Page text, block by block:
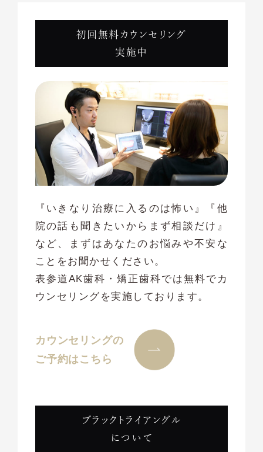
初回無料カウンセリング
実施中
『いきなり治療に入るのは怖い』『他
院の話も聞きたいからまず相談だけ』
など、まずはあなたのお悩みや不安な
ことをお聞かせください。
表参道AK歯科・矯正歯科では無料でカ
ウンセリングを実施しております。
カウンセリングの
ご予約はこちら
ブラックトライアングル
について